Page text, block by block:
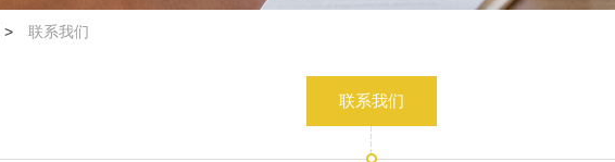
> 联系我们
联系我们